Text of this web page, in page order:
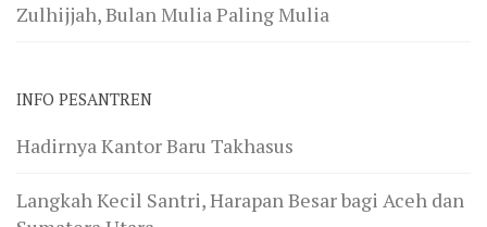
Zulhijjah, Bulan Mulia Paling Mulia
INFO PESANTREN
Hadirnya Kantor Baru Takhasus
Langkah Kecil Santri, Harapan Besar bagi Aceh dan